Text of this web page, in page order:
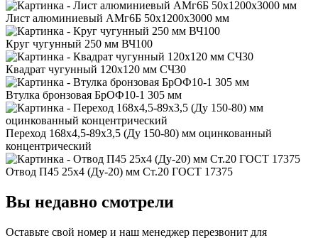
Лист алюминиевый АМг6Б 50x1200x3000 мм
Круг чугунный 250 мм ВЧ100
Квадрат чугунный 120x120 мм СЧ30
Втулка бронзовая БрОФ10-1 305 мм
Переход 168x4,5-89x3,5 (Ду 150-80) мм оцинкованный
концентрический
Отвод П45 25x4 (Ду-20) мм Ст.20 ГОСТ 17375
Вы недавно смотрели
Оставьте свой номер и наш менеджер перезвонит для